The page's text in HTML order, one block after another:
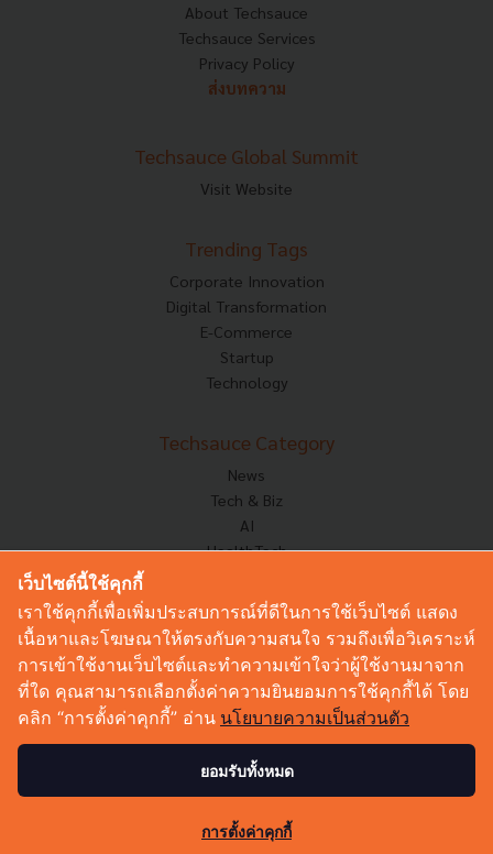
About Techsauce
Techsauce Services
Privacy Policy
ส่งบทความ
Techsauce Global Summit
Visit Website
Trending Tags
Corporate Innovation
Digital Transformation
E-Commerce
Startup
Technology
Techsauce Category
News
Tech & Biz
AI
HealthTech
Corp Innov
Saucy Thoughts
Based On
Sustainable
Videos
Podcast
© Copyright 2026 :Techsauce All rights reserved.
เว็บไซต์นี้ใช้คุกกี้
เราใช้คุกกี้เพื่อเพิ่มประสบการณ์ที่ดีในการใช้เว็บไซต์ แสดง
เนื้อหาและโฆษณาให้ตรงกับความสนใจ รวมถึงเพื่อวิเคราะห์
การเข้าใช้งานเว็บไซต์และทำความเข้าใจว่าผู้ใช้งานมาจาก
ที่ใด คุณสามารถเลือกตั้งค่าความยินยอมการใช้คุกกี้ได้ โดย
คลิก “การตั้งค่าคุกกี้” อ่าน นโยบายความเป็นส่วนตัว
ยอมรับทั้งหมด
การตั้งค่าคุกกี้